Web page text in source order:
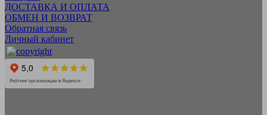
ДОСТАВКА И ОПЛАТА
ОБМЕН И ВОЗВРАТ
Обратная связь
Личный кабинет